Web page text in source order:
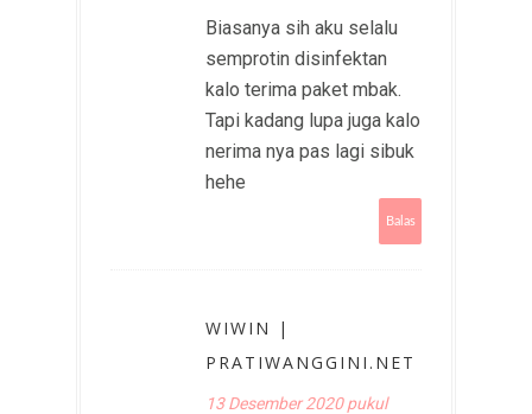
Biasanya sih aku selalu
semprotin disinfektan
kalo terima paket mbak.
Tapi kadang lupa juga kalo
nerima nya pas lagi sibuk
hehe
Balas
WIWIN |
PRATIWANGGINI.NET
13 Desember 2020 pukul